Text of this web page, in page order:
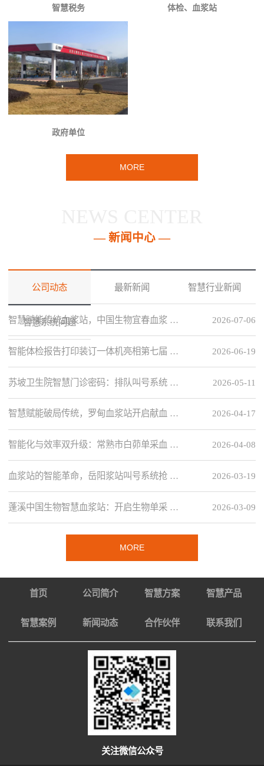
智慧税务 体检、血浆站
政府单位
MORE
— 新闻中心 —
公司动态 最新新闻 智慧行业新闻
智慧系统问题 2026-07-06
智慧赋能传统血浆站，中国生物宜春血浆 …
2026-06-19
智能体检报告打印装订一体机亮相第七届 …
2026-05-11
苏坡卫生院智慧门诊密码：排队叫号系统 …
2026-04-17
智慧赋能破局传统，罗甸血浆站开启献血 …
2026-04-08
智能化与效率双升级：常熟市白茆单采血 …
2026-03-19
血浆站的智能革命，岳阳浆站叫号系统抢 …
2026-03-09
蓬溪中国生物智慧血浆站：开启生物单采 …
MORE
首页 公司简介 智慧方案 智慧产品
智慧案例 新闻动态 合作伙伴 联系我们
关注微信公众号